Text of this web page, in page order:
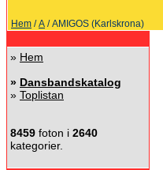
Hem /A / AMIGOS (Karlskrona)
» Hem
» Dansbandskatalog
» Toplistan
8459 foton i 2640
kategorier.